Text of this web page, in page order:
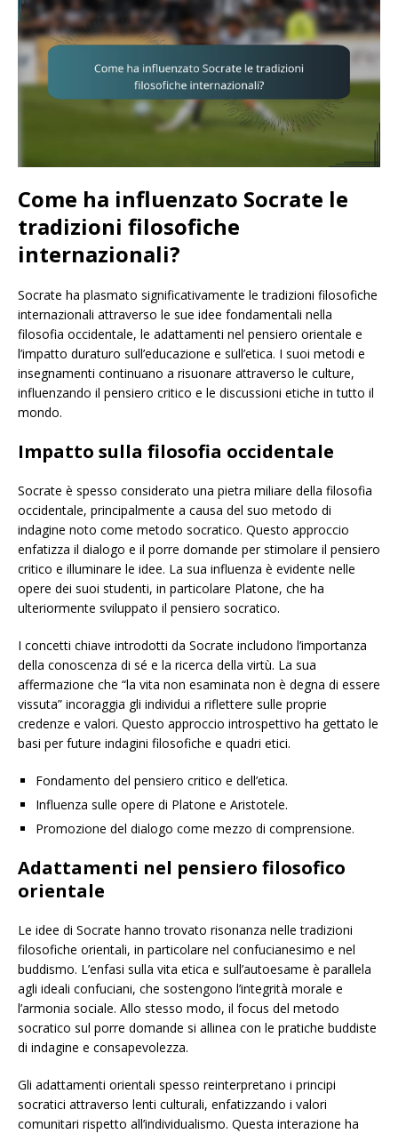
Come ha influenzato Socrate le
tradizioni filosofiche
internazionali?
Socrate ha plasmato significativamente le tradizioni filosofiche
internazionali attraverso le sue idee fondamentali nella
filosofia occidentale, le adattamenti nel pensiero orientale e
l’impatto duraturo sull’educazione e sull’etica. I suoi metodi e
insegnamenti continuano a risuonare attraverso le culture,
influenzando il pensiero critico e le discussioni etiche in tutto il
mondo.
Impatto sulla filosofia occidentale
Socrate è spesso considerato una pietra miliare della filosofia
occidentale, principalmente a causa del suo metodo di
indagine noto come metodo socratico. Questo approccio
enfatizza il dialogo e il porre domande per stimolare il pensiero
critico e illuminare le idee. La sua influenza è evidente nelle
opere dei suoi studenti, in particolare Platone, che ha
ulteriormente sviluppato il pensiero socratico.
I concetti chiave introdotti da Socrate includono l’importanza
della conoscenza di sé e la ricerca della virtù. La sua
affermazione che “la vita non esaminata non è degna di essere
vissuta” incoraggia gli individui a riflettere sulle proprie
credenze e valori. Questo approccio introspettivo ha gettato le
basi per future indagini filosofiche e quadri etici.
Fondamento del pensiero critico e dell’etica.
Influenza sulle opere di Platone e Aristotele.
Promozione del dialogo come mezzo di comprensione.
Adattamenti nel pensiero filosofico
orientale
Le idee di Socrate hanno trovato risonanza nelle tradizioni
filosofiche orientali, in particolare nel confucianesimo e nel
buddismo. L’enfasi sulla vita etica e sull’autoesame è parallela
agli ideali confuciani, che sostengono l’integrità morale e
l’armonia sociale. Allo stesso modo, il focus del metodo
socratico sul porre domande si allinea con le pratiche buddiste
di indagine e consapevolezza.
Gli adattamenti orientali spesso reinterpretano i principi
socratici attraverso lenti culturali, enfatizzando i valori
comunitari rispetto all’individualismo. Questa interazione ha